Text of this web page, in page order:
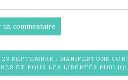
SEPTEMBRE : MANIFESTONS
ET POUR LES LIBERTÉS